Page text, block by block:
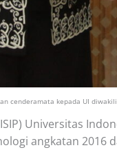
cenderamata kepada UI
Universitas
angkatan 2016